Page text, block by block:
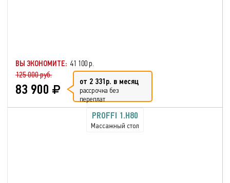
ВЫ ЭКОНОМИТЕ: 41 100 р.
125 000 руб.
83 900 от 2 331р. в месяц
рассрочка без
переплат
PROFFI 1.H80
Массажный стол